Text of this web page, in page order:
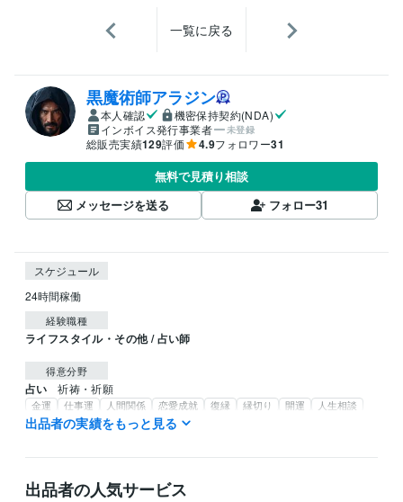
一覧に戻る
黒魔術師アラジン
本人確認
機密保持契約(NDA)
インボイス発行事業者
未登録
総販売実績129評価 4.9フォロワー31
無料で見積り相談
メッセージを送る
フォロー31
スケジュール
24時間稼働
経験職種
ライフスタイル・その他 / 占い師
得意分野
占い 祈祷・祈願
金運 仕事運 人間関係 恋愛成就 復縁 縁切り 開運
人生相談
心の悩み
スピリチュアル
出品者の実績をもっと見る
出品者の人気サービス